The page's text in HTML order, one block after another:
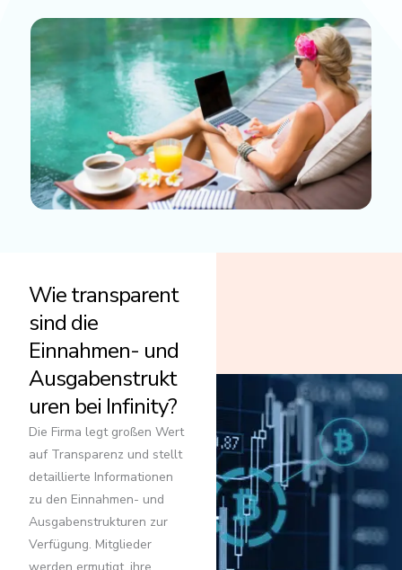
Wie transparent
sind die
Einnahmen- und
Ausgabenstrukt
uren bei Infinity?
Die Firma legt großen Wert
auf Transparenz und stellt
detaillierte Informationen
zu den Einnahmen- und
Ausgabenstrukturen zur
Verfügung. Mitglieder